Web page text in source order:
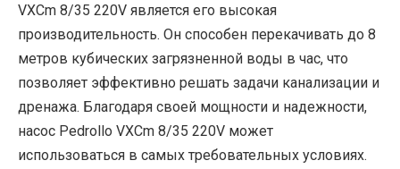
VXCm 8/35 220V является его высокая
производительность. Он способен перекачивать до 8
метров кубических загрязненной воды в час, что
позволяет эффективно решать задачи канализации и
дренажа. Благодаря своей мощности и надежности,
насос Pedrollo VXCm 8/35 220V может
использоваться в самых требовательных условиях.